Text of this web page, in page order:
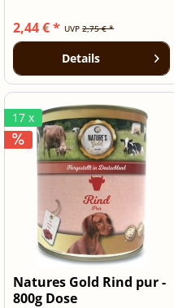
UVP2,75 € *
2,44 € *
Details
17 x
Natures Gold Rind pur -
800g Dose